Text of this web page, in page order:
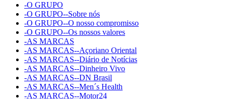
-O GRUPO
-O GRUPO--Sobre nós
-O GRUPO--O nosso compromisso
-O GRUPO--Os nossos valores
-AS MARCAS
-AS MARCAS--Açoriano Oriental
-AS MARCAS--Diário de Notícias
-AS MARCAS--Dinheiro Vivo
-AS MARCAS--DN Brasil
-AS MARCAS--Men´s Health
-AS MARCAS--Motor24